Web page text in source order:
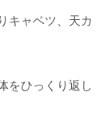
キャベツ、天カ
をひっくり返し